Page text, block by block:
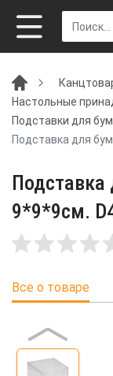
Настольные
Подставки для
Подставка для
9*9*9см.
Все о товаре